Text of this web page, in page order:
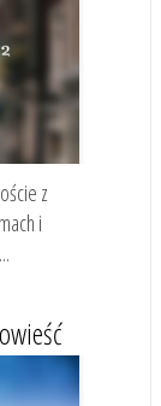
z
i